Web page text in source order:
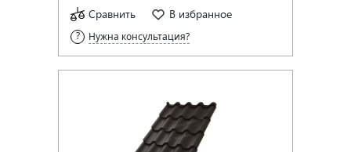
Сравнить В избранное
Нужна консультация?